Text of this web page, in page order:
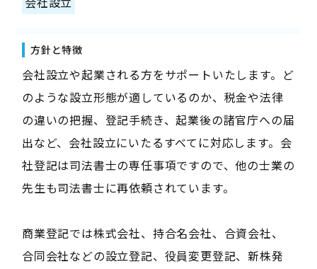
方針と特徴
会社設立や起業される方をサポートいたします。ど
のような設立形態が適しているのか、税金や法律
の違いの把握、登記手続き、起業後の諸官庁への届
出など、会社設立にいたるすべてに対応します。会
社登記は司法書士の専任事項ですので、他の士業の
先生も司法書士に再依頼されています。
商業登記では株式会社、持合名会社、合資会社、
合同会社などの設立登記、役員変更登記、新株発